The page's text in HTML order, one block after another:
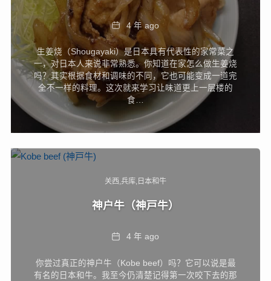
Date4 年 ago
生姜烧（Shougayaki）是日本具有代表性的家常菜之
一，对日本人来说非常熟悉。你知道在家怎么做生姜烧
吗？其实根据食材和调味的不同，它也可能变成一道完
全不一样的料理。这次就来学习让味道更上一层楼的
食…
关西 兵库 日本和牛
神户牛（神戸牛）
Date4 年 ago
你尝过真正的神户牛（Kobe beef）吗？它可以说是最
有名的日本和牛。我至今仍清楚记得第一次咬下去的那